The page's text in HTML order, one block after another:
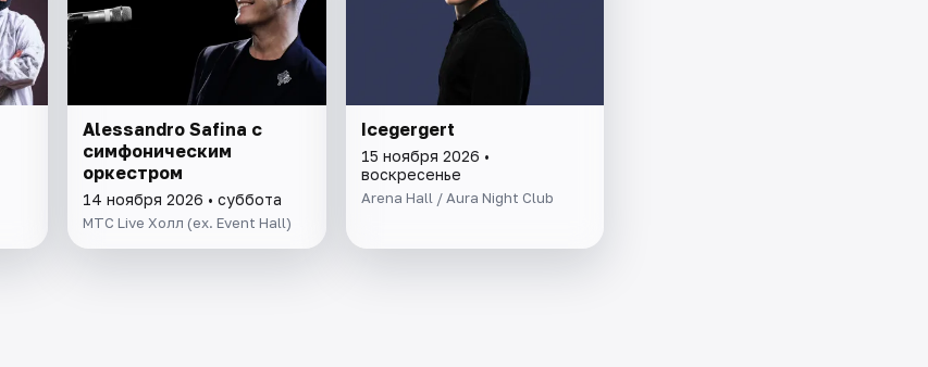
Alessandro Safina с
симфоническим
оркестром
14 ноября 2026 • суббота
МТС Live Холл (ex. Event Hall)
Icegergert
15 ноября 2026 •
воскресенье
Arena Hall / Aura Night Club